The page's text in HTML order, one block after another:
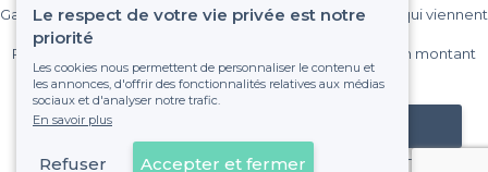
Gagnez de nombreux clients parmi le million de visiteurs qui viennent
Pas de commissions et sans engagement, vous payez un montant
fixe sans risque de voir déraper la facture.
Référencer mon établissement
Le respect de votre vie privée est notre
priorité
Les cookies nous permettent de personnaliser le contenu et
les annonces, d'offrir des fonctionnalités relatives aux médias
sociaux et d'analyser notre trafic.
En savoir plus
Refuser Accepter et fermer